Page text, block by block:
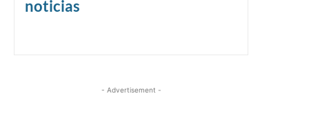
noticias
- Advertisement -